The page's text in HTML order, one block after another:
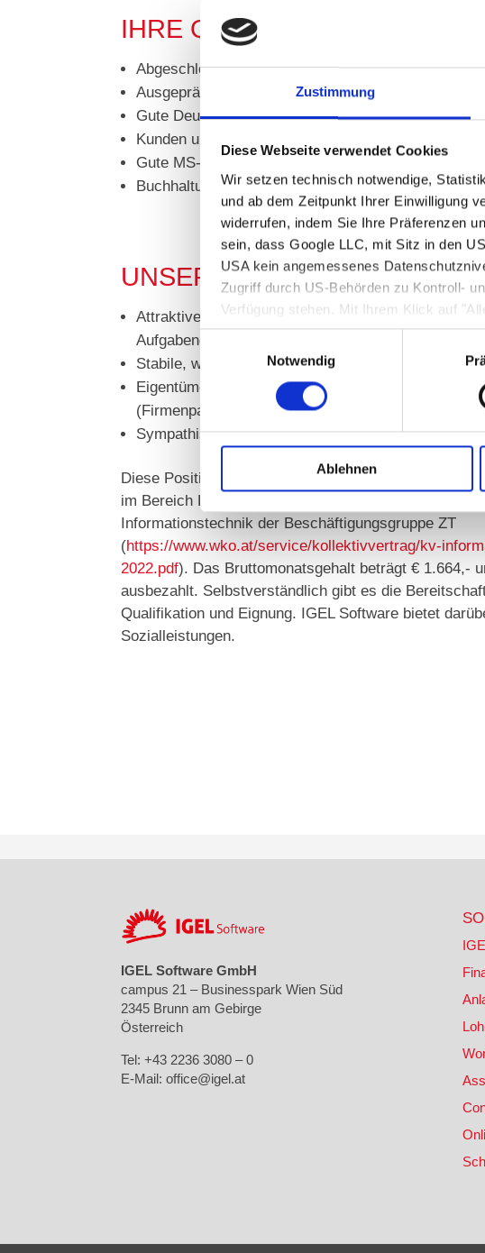
Zustimmung
Diese Webseite verwendet Cookies
Wir setzen technisch notwendige,
und ab dem Zeitpunkt Ihrer Einwilligung
widerrufen, indem Sie Ihre Präferenzen
sein, dass Google LLC, mit Sitz in den
USA kein angemessenes
Zugriff durch US-Behörden zu Kontroll-
Verfügung stehen. Mit Ihrem Klick auf
von (auch in den USA ansässigen)
Sie können Ihre Cookie-Einstellungen
verarbeitet werden dürfen.
erteilen wollen. Erst mit Ihrer
Einwilligungsauswahl
Notwendig
Ablehnen
IHRE QUALIFIKATION
Abgeschlossene kaufmännische Ausbildung
Ausgeprägte Kommunikationsfähigkeit und rasche
Gute Deutschkenntnisse
Kunden und Teamorientierung
Gute MS-Office-Kenntnisse
Buchhaltungskenntnisse von Vorteil
UNSER ANGEBOT
Attraktive Position mit der Chance, sich laufend
Aufgabengebiet und den Verantwortungsbereich
Stabile, wachsende Branche mit attraktivem
Eigentümergeführtes Unternehmen mit hoher
(Firmenparkplätze etc.)
Sympathisches und kompetentes Team
Diese Position unterliegt dem Kollektivvertrag für
im Bereich Dienstleistungen in der automatischen
Informationstechnik der Beschäftigungsgruppe ZT
(https://www.wko.at/service/kollektivvertrag/kv-
2022.pdf). Das Bruttomonatsgehalt beträgt € 1.664,-
ausbezahlt. Selbstverständlich gibt es die
Qualifikation und Eignung. IGEL Software bietet
Sozialleistungen.
IGEL Software GmbH
campus 21 – Businesspark Wien Süd
2345 Brunn am Gebirge
Österreich
Tel: +43 2236 3080 – 0
E-Mail: office@igel.at